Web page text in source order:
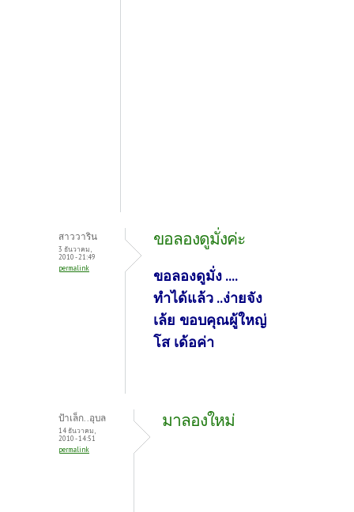
สาววาริน
3 ธันวาคม,
2010 - 21:49
permalink
ขอลองดูมั่งค่ะ
ขอลองดูมั่ง ....
ทำได้แล้ว ..ง่ายจัง
เล้ย ขอบคุณผู้ใหญ่
โส เด้อค่า
ป้าเล็ก..อุบล
14 ธันวาคม,
2010 - 14:51
permalink
มาลองใหม่